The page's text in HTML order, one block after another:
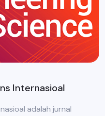
Internasioal
adalah jurnal